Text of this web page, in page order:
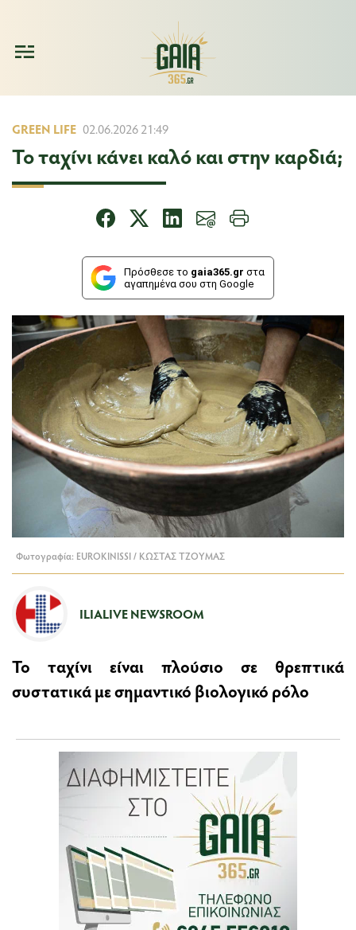
GREEN LIFE 02.06.2026 21:49
Το ταχίνι κάνει καλό και στην καρδιά;
Πρόσθεσε το gaia365.gr στα
αγαπημένα σου στη Google
Φωτογραφία: EUROKINISSI / ΚΩΣΤΑΣ ΤΖΟΥΜΑΣ
ILIALIVE NEWSROOM
Το ταχίνι είναι πλούσιο σε θρεπτικά
συστατικά με σημαντικό βιολογικό ρόλο